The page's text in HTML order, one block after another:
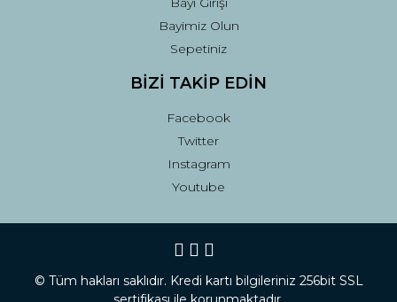
Bayimiz Olun
Sepetiniz
BİZİ TAKİP EDİN
Facebook
Twitter
Instagram
Youtube
© Tüm hakları saklıdır. Kredi kartı bilgileriniz 256bit SSL